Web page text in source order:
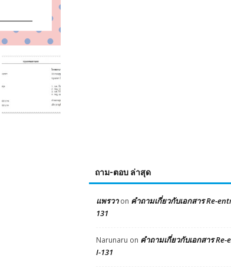
ถาม-ตอบ ล่าสุด
แพรวาon คำถามเกี่ยวกับเอกสาร Re-
131
Narunaru on คำถามเกี่ยวกับเอกสาร
I-131